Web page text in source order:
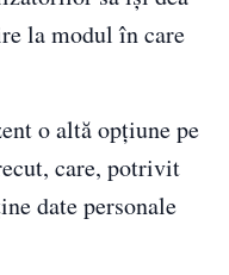
la modul în care
o altă opțiune pe
care, potrivit
date personale